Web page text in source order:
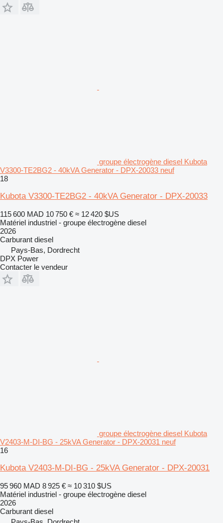
groupe électrogène diesel Kubota
V3300-TE2BG2 - 40kVA Generator - DPX-20033 neuf
18
Kubota V3300-TE2BG2 - 40kVA Generator - DPX-20033
115 600 MAD 10 750 € ≈ 12 420 $US
Matériel industriel - groupe électrogène diesel
2026
Carburant diesel
Pays-Bas, Dordrecht
DPX Power
Contacter le vendeur
groupe électrogène diesel Kubota
V2403-M-DI-BG - 25kVA Generator - DPX-20031 neuf
16
Kubota V2403-M-DI-BG - 25kVA Generator - DPX-20031
95 960 MAD 8 925 € ≈ 10 310 $US
Matériel industriel - groupe électrogène diesel
2026
Carburant diesel